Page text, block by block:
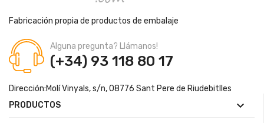
Fabricación propia de productos de embalaje
Alguna pregunta? Llámanos!
(+34) 93 118 80 17
Dirección:Molí Vinyals, s/n, 08776 Sant Pere de Riudebitlles
PRODUCTOS
